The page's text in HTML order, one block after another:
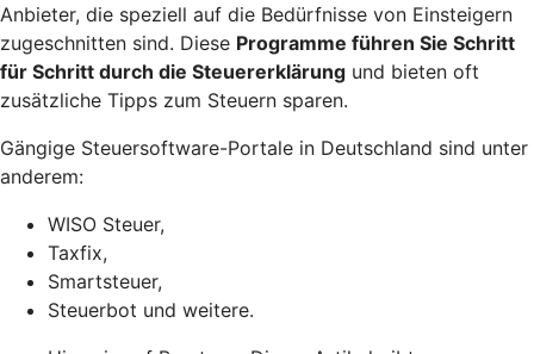
Anbieter, die speziell auf die Bedürfnisse von Einsteigern
zugeschnitten sind. Diese Programme führen Sie Schritt
für Schritt durch die Steuererklärung und bieten oft
zusätzliche Tipps zum Steuern sparen.
Gängige Steuersoftware-Portale in Deutschland sind unter
anderem:
WISO Steuer,
Taxfix,
Smartsteuer,
Steuerbot und weitere.